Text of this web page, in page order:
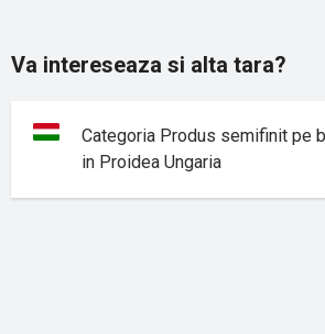
Va intereseaza si alta tara?
Categoria Produs semifinit pe
in Proidea Ungaria